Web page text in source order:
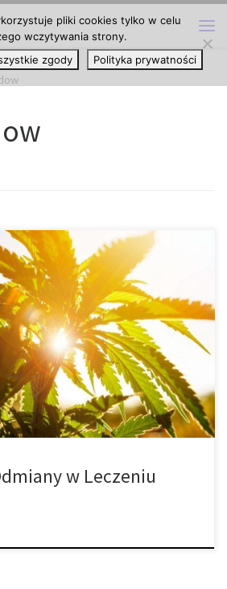
zazwyczaj stosują metodę prób
odmiany marihuany mogą im pomóc.
cannabis, które zawierają wystarczającą
jest do łagodzenia objawów i stanów
podczas menopauzy. W związku z
które łączą zarówno […]
w Leczeniu
pliki cookies tylko w celu
wczytywania strony.
zgody Polityka prywatności